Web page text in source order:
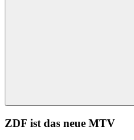
ZDF ist das neue MTV